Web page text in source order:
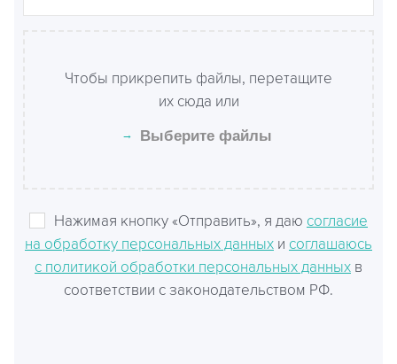
Чтобы прикрепить файлы, перетащите
их сюда или
→ Выберите файлы
Нажимая кнопку «Отправить», я даю согласие
на обработку персональных данных и соглашаюсь
с политикой обработки персональных данных в
соответствии с законодательством РФ.